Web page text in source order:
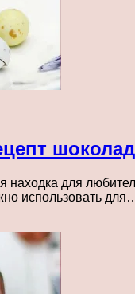
для
использовать